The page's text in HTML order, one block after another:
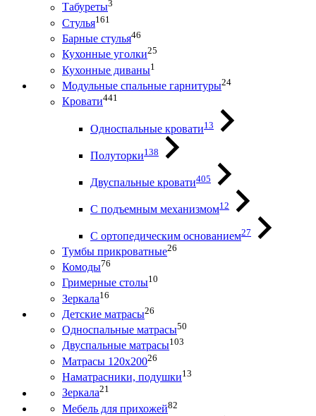
Табуреты3
Стулья161
Барные стулья46
Кухонные уголки25
Кухонные диваны1
Модульные спальные гарнитуры24
Кровати441
Односпальные кровати13
Полуторки138
Двуспальные кровати405
С подъемным механизмом12
С ортопедическим основанием27
Тумбы прикроватные26
Комоды76
Гримерные столы10
Зеркала16
Детские матрасы26
Односпальные матрасы50
Двуспальные матрасы103
Матрасы 120х20026
Наматрасники, подушки13
Зеркала21
Мебель для прихожей82